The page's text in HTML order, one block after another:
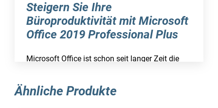
Steigern Sie Ihre
Büroproduktivität mit Microsoft
Office 2019 Professional Plus
Microsoft Office ist schon seit langer Zeit die
veröffentlicht wurde, hat sich die Suite zu einer
Ähnliche Produkte